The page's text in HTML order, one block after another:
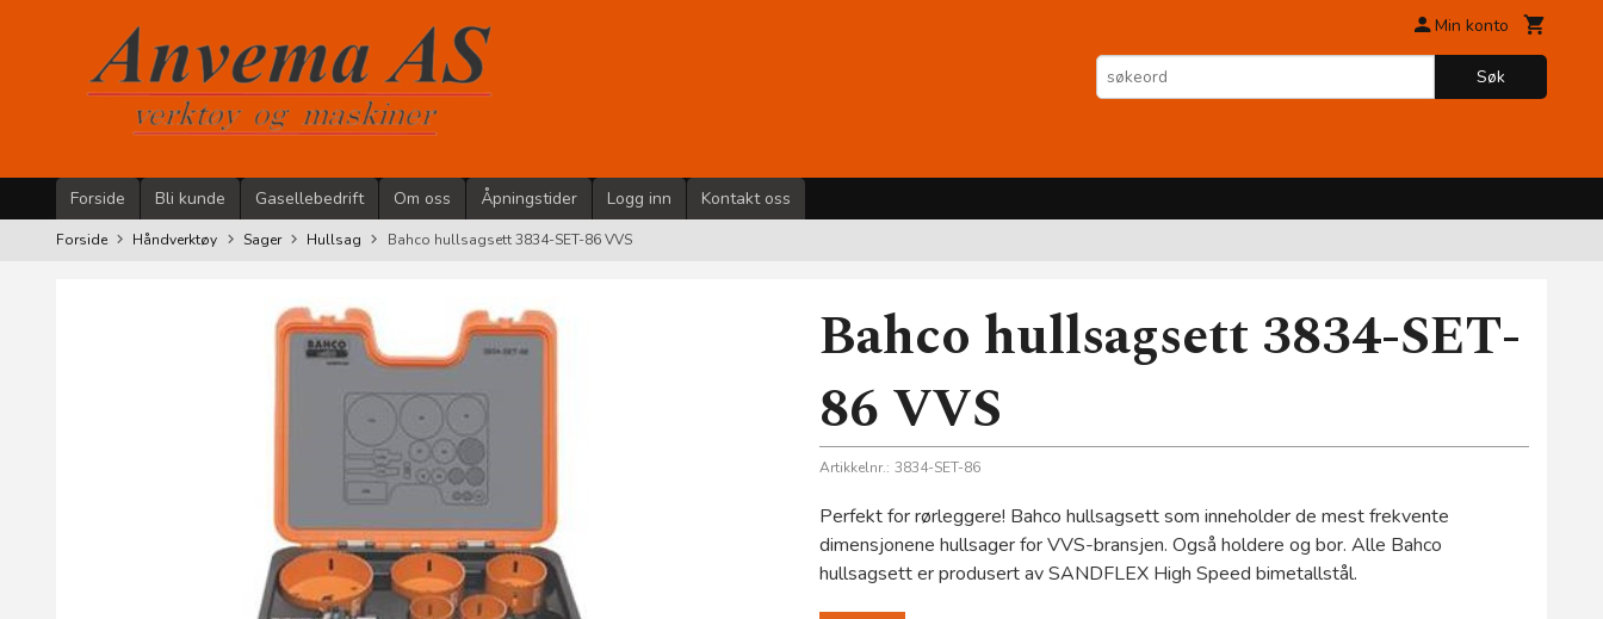
Min konto
Søk
Forside Bli kunde Gasellebedrift Om oss Åpningstider Logg inn Kontakt oss
Forside Håndverktøy Sager Hullsag Bahco hullsagsett 3834-SET-86 VVS
Bahco hullsagsett 3834-SET-
86 VVS
Artikkelnr.: 3834-SET-86
Perfekt for rørleggere! Bahco hullsagsett som inneholder de mest frekvente
dimensjonene hullsager for VVS-bransjen. Også holdere og bor. Alle Bahco
hullsagsett er produsert av SANDFLEX High Speed bimetallstål.